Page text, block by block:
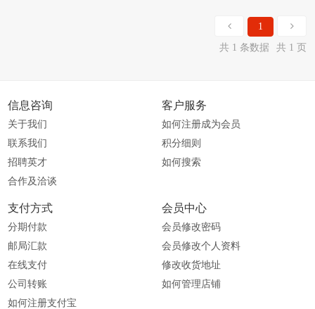
1
共 1 条数据
共 1 页
信息咨询
关于我们
联系我们
招聘英才
合作及洽谈
客户服务
如何注册成为会员
积分细则
如何搜索
支付方式
分期付款
邮局汇款
在线支付
公司转账
如何注册支付宝
会员中心
会员修改密码
会员修改个人资料
修改收货地址
如何管理店铺